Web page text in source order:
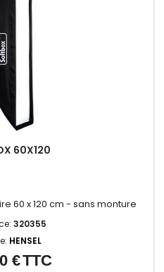
60X120
60 x 120 cm - sans monture
320355
HENSEL
Prix
€TTC